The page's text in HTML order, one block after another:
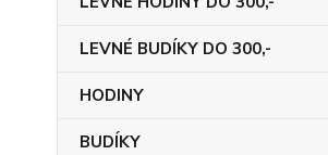
LEVNÉ BUDÍKY DO 300,-
HODINY
BUDÍKY